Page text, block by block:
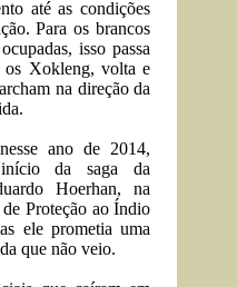
até as condições
Para os brancos
isso passa
os Xokleng, volta e
na direção da
ano de 2014,
da saga da
Hoerhan, na
Proteção ao Índio
ele prometia uma
que não veio.